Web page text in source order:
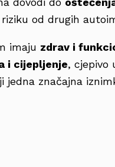
od drugih
imaju zdrav i
i cijepljenje, cjepivo
jedna značajna